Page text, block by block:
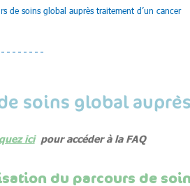
de soins global auprès traitement d’un cancer
de soins global
icipour accéder à la FAQ
du parcours de